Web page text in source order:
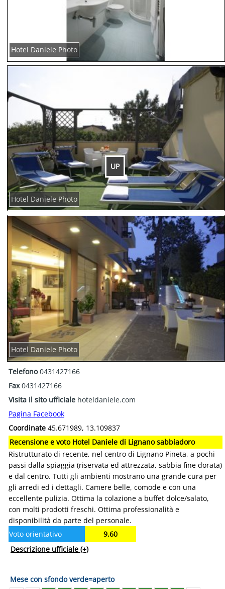
UP
Hotel Daniele Photo
Hotel Daniele Photo
Hotel Daniele Photo
Telefono0431427166
Fax0431427166
Visita il sito ufficiale hoteldaniele.com
Pagina Facebook
Coordinate 45.671989, 13.109837
Recensione e voto Hotel Daniele di Lignano sabbiadoro
Ristrutturato di recente, nel centro di Lignano Pineta, a pochi
passi dalla spiaggia (riservata ed attrezzata, sabbia fine dorata)
e dal centro. Tutti gli ambienti mostrano una grande cura per
gli arredi ed i dettagli. Camere belle, comode e con una
eccellente pulizia. Ottima la colazione a buffet dolce/salato,
con molti prodotti freschi. Ottima professionalità e
disponibilità da parte del personale.
Voto orientativo
9.60
Descrizione ufficiale (+)
Mese con sfondo verde=aperto